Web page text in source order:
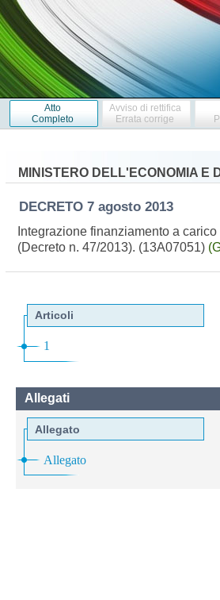
Atto
Completo
Avviso di rettifica
Errata corrige
MINISTERO DELL'ECONOMIA E
DECRETO 7 agosto 2013
Integrazione finanziamento a
(Decreto n. 47/2013). (13A07051)